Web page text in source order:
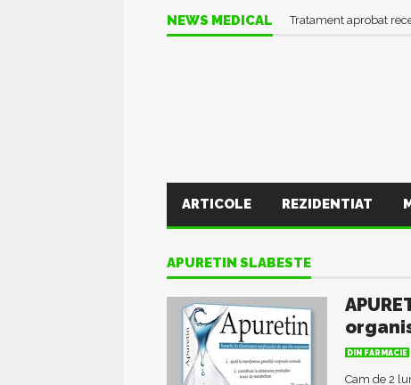
NEWS MEDICAL Tratament aprobat
ARTICOLE REZIDENTIAT
APURETIN SLABESTE
DIN FARMACIE
Cam de 2